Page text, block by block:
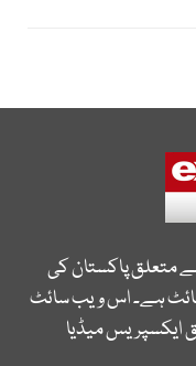
متعلق پاکستان کی
ہے۔ اس ویب سائٹ
ایکسپریس میڈیا